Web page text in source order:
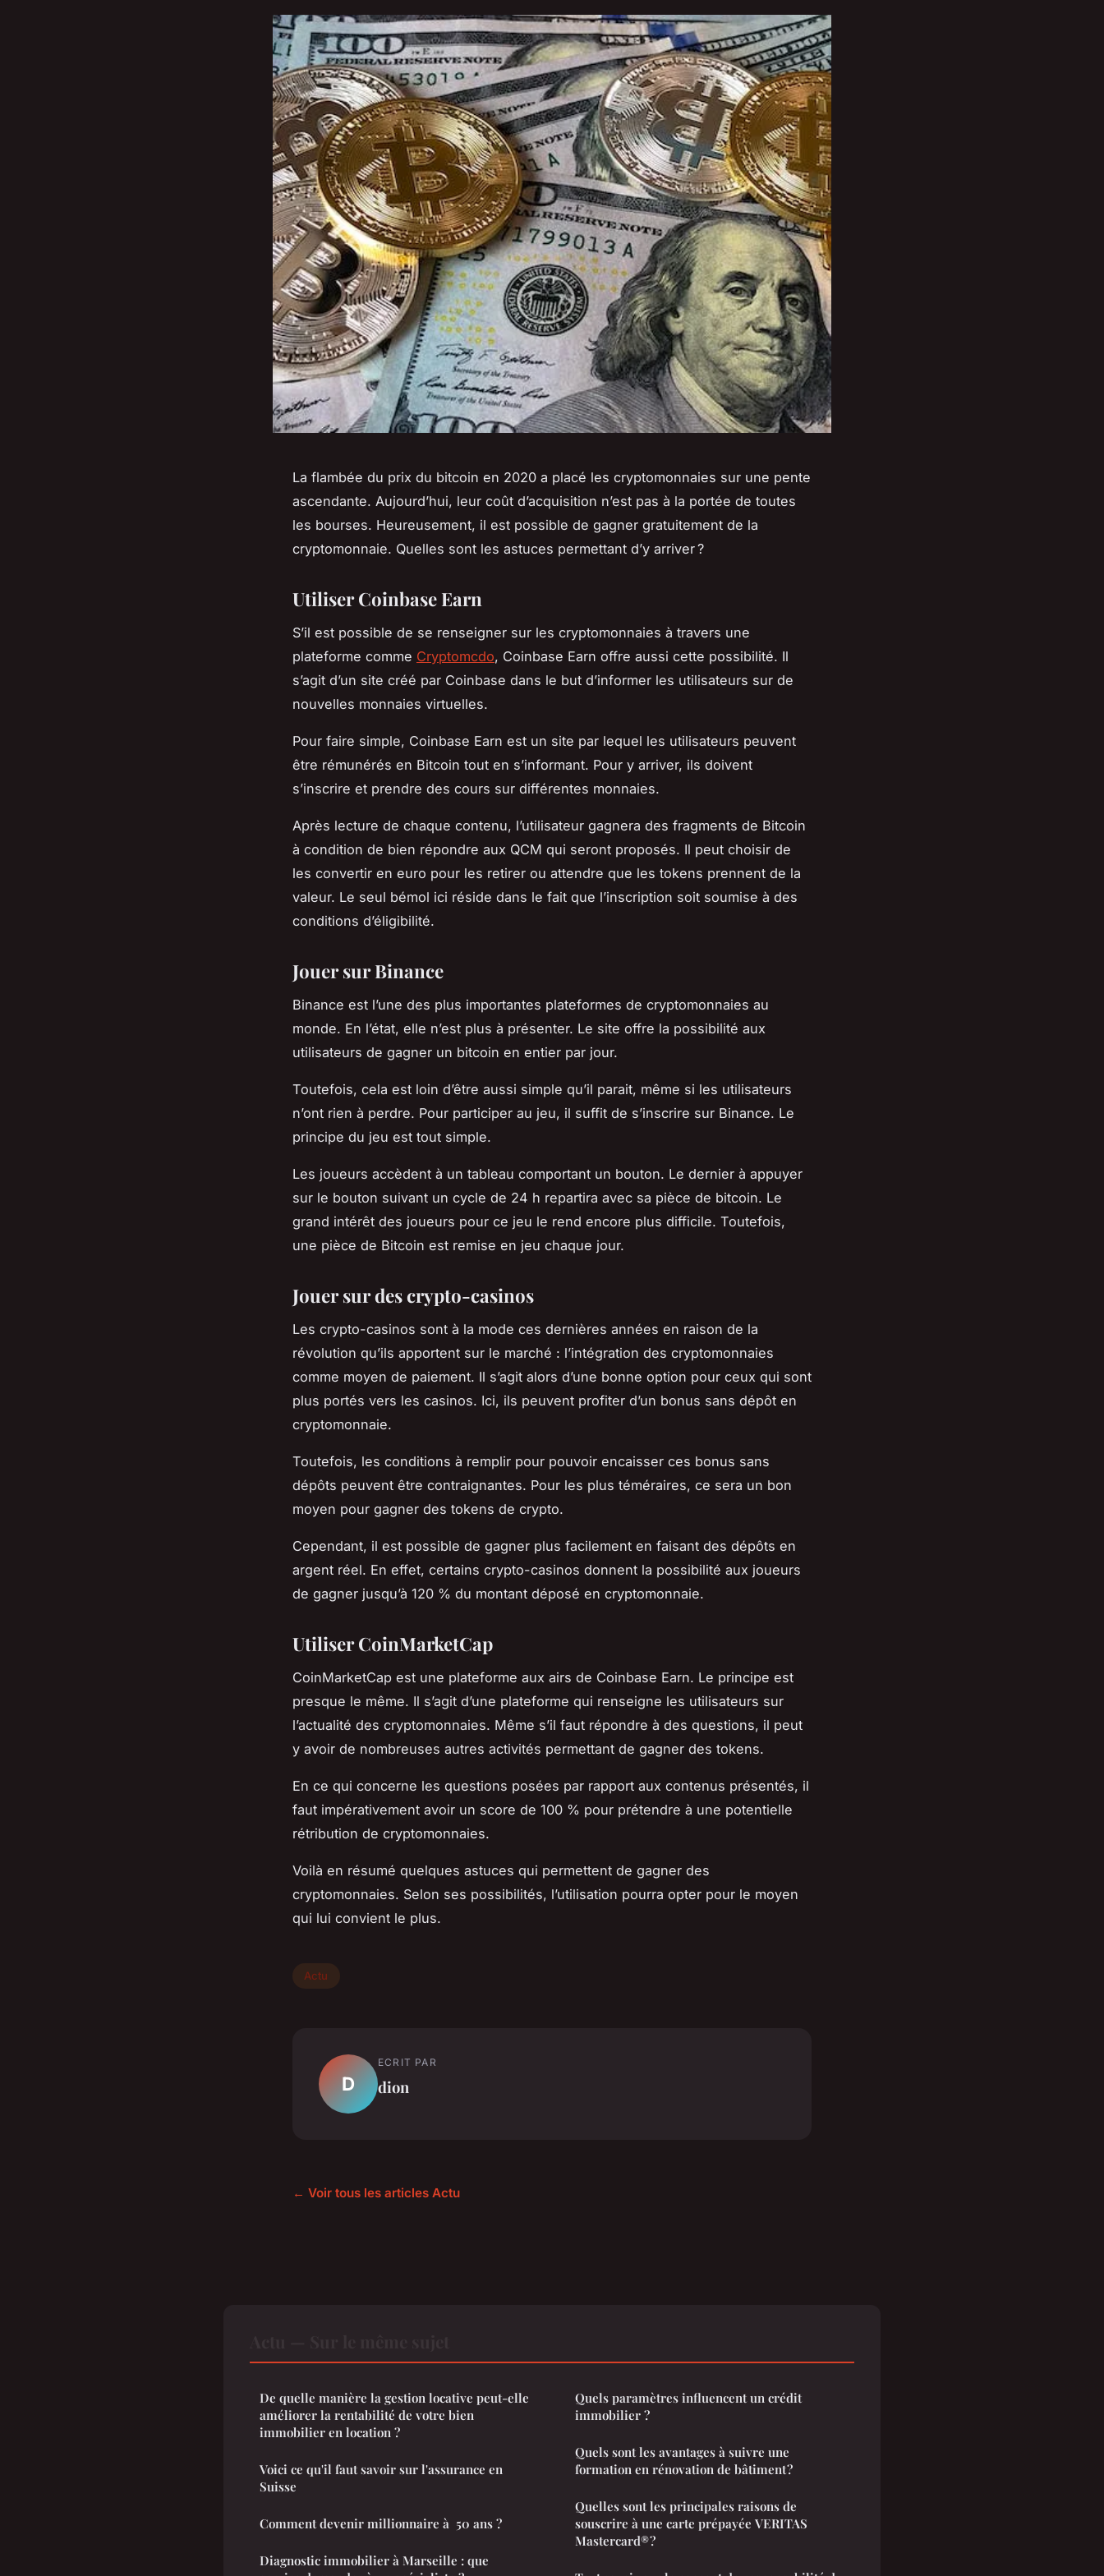
La flambée du prix du bitcoin en 2020 a placé les cryptomonnaies sur une pente
ascendante. Aujourd’hui, leur coût d’acquisition n’est pas à la portée de toutes
les bourses. Heureusement, il est possible de gagner gratuitement de la
cryptomonnaie. Quelles sont les astuces permettant d’y arriver ?
Utiliser Coinbase Earn
S’il est possible de se renseigner sur les cryptomonnaies à travers une
plateforme comme Cryptomcdo, Coinbase Earn offre aussi cette possibilité. Il
s’agit d’un site créé par Coinbase dans le but d’informer les utilisateurs sur de
nouvelles monnaies virtuelles.
Pour faire simple, Coinbase Earn est un site par lequel les utilisateurs peuvent
être rémunérés en Bitcoin tout en s’informant. Pour y arriver, ils doivent
s’inscrire et prendre des cours sur différentes monnaies.
Après lecture de chaque contenu, l’utilisateur gagnera des fragments de Bitcoin
à condition de bien répondre aux QCM qui seront proposés. Il peut choisir de
les convertir en euro pour les retirer ou attendre que les tokens prennent de la
valeur. Le seul bémol ici réside dans le fait que l’inscription soit soumise à des
conditions d’éligibilité.
Jouer sur Binance
Binance est l’une des plus importantes plateformes de cryptomonnaies au
monde. En l’état, elle n’est plus à présenter. Le site offre la possibilité aux
utilisateurs de gagner un bitcoin en entier par jour.
Toutefois, cela est loin d’être aussi simple qu’il parait, même si les utilisateurs
n’ont rien à perdre. Pour participer au jeu, il suffit de s’inscrire sur Binance. Le
principe du jeu est tout simple.
Les joueurs accèdent à un tableau comportant un bouton. Le dernier à appuyer
sur le bouton suivant un cycle de 24 h repartira avec sa pièce de bitcoin. Le
grand intérêt des joueurs pour ce jeu le rend encore plus difficile. Toutefois,
une pièce de Bitcoin est remise en jeu chaque jour.
Jouer sur des crypto-casinos
Les crypto-casinos sont à la mode ces dernières années en raison de la
révolution qu’ils apportent sur le marché : l’intégration des cryptomonnaies
comme moyen de paiement. Il s’agit alors d’une bonne option pour ceux qui sont
plus portés vers les casinos. Ici, ils peuvent profiter d’un bonus sans dépôt en
cryptomonnaie.
Toutefois, les conditions à remplir pour pouvoir encaisser ces bonus sans
dépôts peuvent être contraignantes. Pour les plus téméraires, ce sera un bon
moyen pour gagner des tokens de crypto.
Cependant, il est possible de gagner plus facilement en faisant des dépôts en
argent réel. En effet, certains crypto-casinos donnent la possibilité aux joueurs
de gagner jusqu’à 120 % du montant déposé en cryptomonnaie.
Utiliser CoinMarketCap
CoinMarketCap est une plateforme aux airs de Coinbase Earn. Le principe est
presque le même. Il s’agit d’une plateforme qui renseigne les utilisateurs sur
l’actualité des cryptomonnaies. Même s’il faut répondre à des questions, il peut
y avoir de nombreuses autres activités permettant de gagner des tokens.
En ce qui concerne les questions posées par rapport aux contenus présentés, il
faut impérativement avoir un score de 100 % pour prétendre à une potentielle
rétribution de cryptomonnaies.
Voilà en résumé quelques astuces qui permettent de gagner des
cryptomonnaies. Selon ses possibilités, l’utilisation pourra opter pour le moyen
qui lui convient le plus.
Actu
D
ECRIT PAR
dion
← Voir tous les articles Actu
De quelle manière la gestion locative peut-elle
améliorer la rentabilité de votre bien
immobilier en location ?
Voici ce qu'il faut savoir sur l'assurance en
Suisse
Comment devenir millionnaire à 50 ans ?
Diagnostic immobilier à Marseille : que
Quels paramètres influencent un crédit
immobilier ?
Quels sont les avantages à suivre une
formation en rénovation de bâtiment ?
Quelles sont les principales raisons de
souscrire à une carte prépayée VERITAS
Mastercard® ?